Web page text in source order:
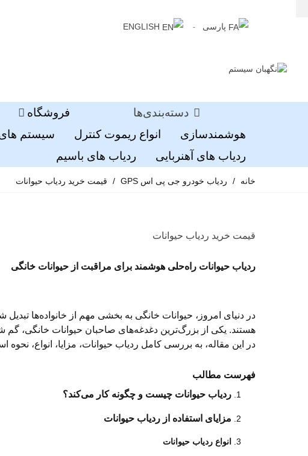
پارسی ENGLISH
دسته‌بندی‌ها فروشگاه
هوشمندسازی
انواع ریموت کنترل سیستم های
ردیاب های آهنربایی
ردیاب های باسیم
خانه / ردیاب خودرو جی پی اس GPS / قیمت خرید ردیاب حیوانات
قیمت خرید ردیاب حیوانات
ردیاب حیوانات راه‌حلی هوشمند برای مراقبت از حیوانات خانگی
در دنیای امروز، حیوانات خانگی به بخشی مهم از خانواده‌ها
هستند. یکی از بزرگ‌ترین دغدغه‌های صاحبان حیوانات خانگی،
در این مقاله، به بررسی کامل ردیاب حیوانات، مزایا، انواع،
فهرست مطالب
ردیاب حیوانات چیست و چگونه کار می‌کند؟
مزایای استفاده از ردیاب حیوانات
انواع ردیاب حیوانات